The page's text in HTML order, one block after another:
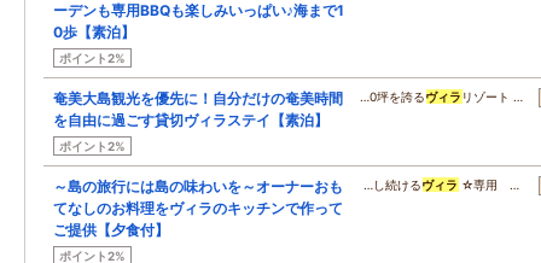
ーデンも専用BBQも楽しみいっぱい♪海まで1
0歩【素泊】
ポイント2%
奄美大島観光を優先に！自分だけの奄美時間
を自由に過ごす貸切ヴィラステイ【素泊】
ポイント2%
…0坪を誇るヴィラ リゾート …
～島の旅行には島の味わいを～オーナーおも
てなしのお料理をヴィラのキッチンで作って
ご提供【夕食付】
ポイント2%
…し続けるヴィラ ☆専用 …